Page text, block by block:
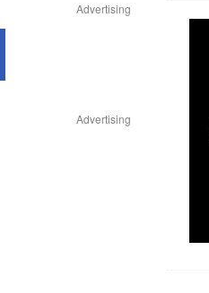
Advertising
Advertising